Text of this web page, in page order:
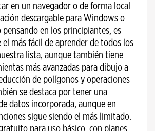
en un navegador o de forma local
descargable para Windows o
pensando en los principiantes, es
más fácil de aprender de todos los
lista, aunque también tiene
más avanzadas para dibujo a
de polígonos y operaciones
se destaca por tener una
datos incorporada, aunque en
sigue siendo el más limitado.
para uso básico, con planes